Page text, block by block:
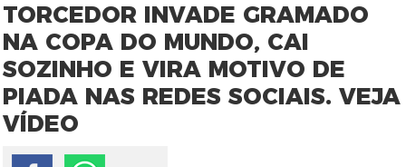
TORCEDOR INVADE GRAMADO
NA COPA DO MUNDO, CAI
SOZINHO E VIRA MOTIVO DE
PIADA NAS REDES SOCIAIS. VEJA
VÍDEO